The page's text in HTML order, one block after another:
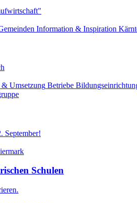
Information & Inspiration
Umsetzung Betriebe
September!
Schulen